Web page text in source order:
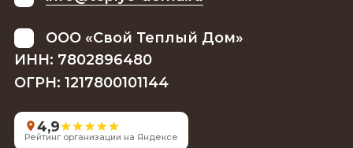
ООО «Свой Теплый Дом»
ИНН: 7802896480
ОГРН: 1217800101144
4,9
Рейтинг организации на Яндексе